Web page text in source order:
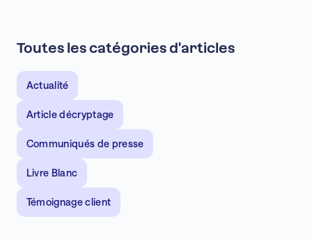
Toutes les catégories d'articles
Actualité
Article décryptage
Communiqués de presse
Livre Blanc
Témoignage client